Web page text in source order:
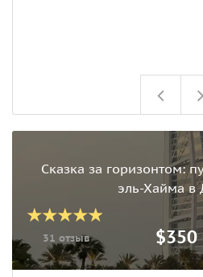
Сказка за горизонтом:
эль-Хайма в
31 отзыв $350